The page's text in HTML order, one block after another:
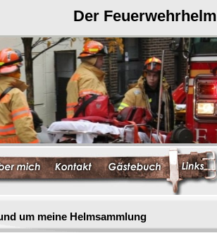
Der Feuerwehrhelm
um meine Helmsammlung